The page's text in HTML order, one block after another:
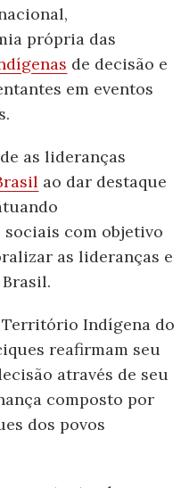
própria das
de decisão e
em eventos
as lideranças
ao dar destaque
sociais com objetivo
as lideranças e
Indígena do
reafirmam seu
através de seu
composto por
dos povos